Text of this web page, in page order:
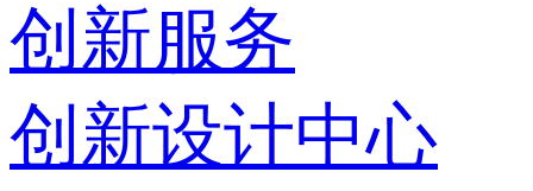
创新服务
创新设计中心